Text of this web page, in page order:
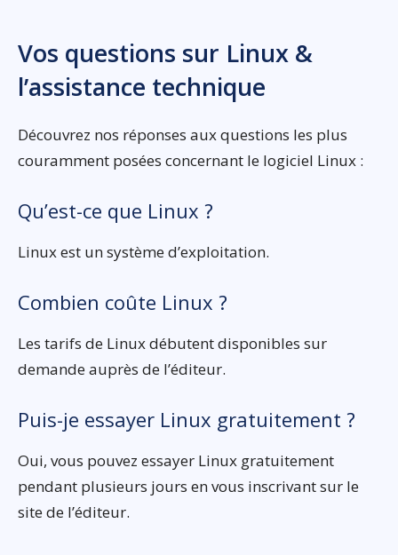
Vos questions sur Linux &
l’assistance technique
Découvrez nos réponses aux questions les plus
couramment posées concernant le logiciel Linux :
Qu’est-ce que Linux ?
Linux est un système d’exploitation.
Combien coûte Linux ?
Les tarifs de Linux débutent disponibles sur
demande auprès de l’éditeur.
Puis-je essayer Linux gratuitement ?
Oui, vous pouvez essayer Linux gratuitement
pendant plusieurs jours en vous inscrivant sur le
site de l’éditeur.